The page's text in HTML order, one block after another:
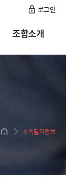
조합소개
로그인
소속딜러정보